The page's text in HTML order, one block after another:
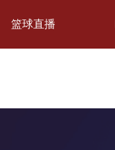
篮球直播